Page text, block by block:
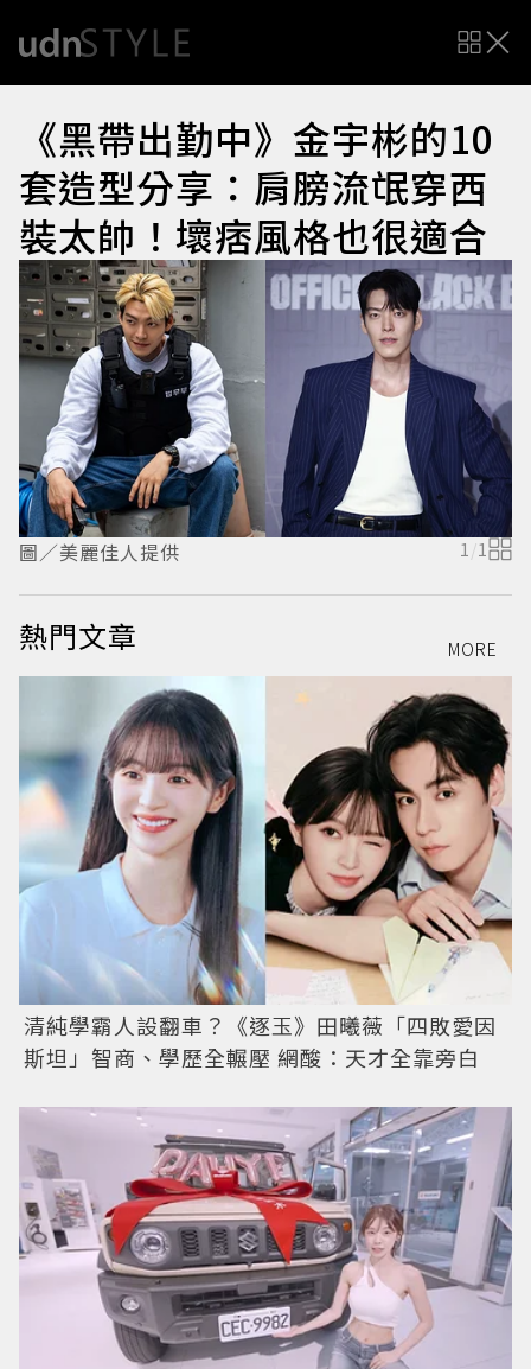
《黑帶出勤中》金宇彬的10
套造型分享：肩膀流氓穿西
裝太帥！壞痞風格也很適合
圖／美麗佳人提供 1 /1
熱門文章 MORE
清純學霸人設翻車？《逐玉》田曦薇「四敗愛因
斯坦」智商、學歷全輾壓 網酸：天才全靠旁白